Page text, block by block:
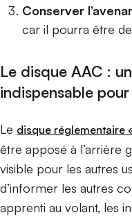
Conserver
car il pourra être
Le disque AAC :
indispensable
Le disque réglementaire
être apposé à l’arrière
visible pour les autres
d’informer les autres
apprenti au volant, les